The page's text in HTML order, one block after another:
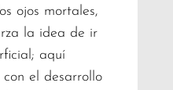
ojos mortales,
la idea de ir
aquí
el desarrollo